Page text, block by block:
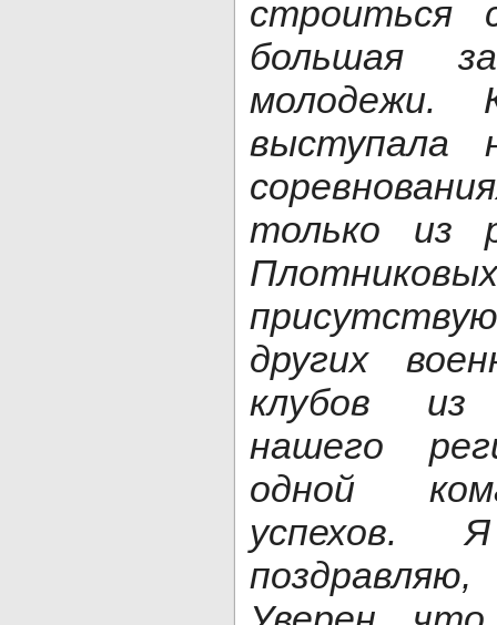
строиться
большая
молодежи.
выступала
только из
других
клубов из
нашего
одной
успехов.